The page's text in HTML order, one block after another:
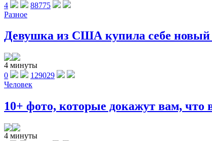
4
88775
Разное
Девушка из США купила себе
4 минуты
0
129029
Человек
10+ фото, которые докажут вам, что
4 минуты